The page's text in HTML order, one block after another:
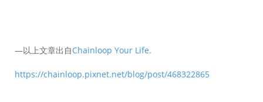
—以上文章出自Chainloop Your Life.
https://chainloop.pixnet.net/blog/post/468322865